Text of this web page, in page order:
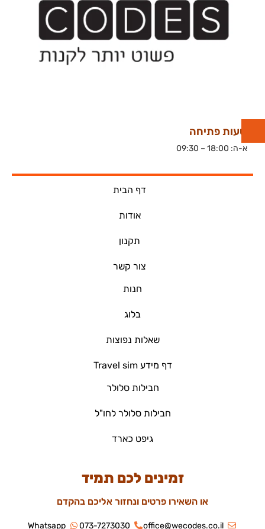
שעות פתיחה
א-ה: 18:00 – 09:30
דף הבית
אודות
תקנון
צור קשר
חנות
בלוג
שאלות נפוצות
דף מידע Travel sim
חבילות סלולר
חבילות סלולר לחו"ל
גיפט כארד
זמינים לכם תמיד
או השאירו פרטים ונחזור אליכם בהקדם
office@wecodes.co.il
073-7273030
Whatsapp